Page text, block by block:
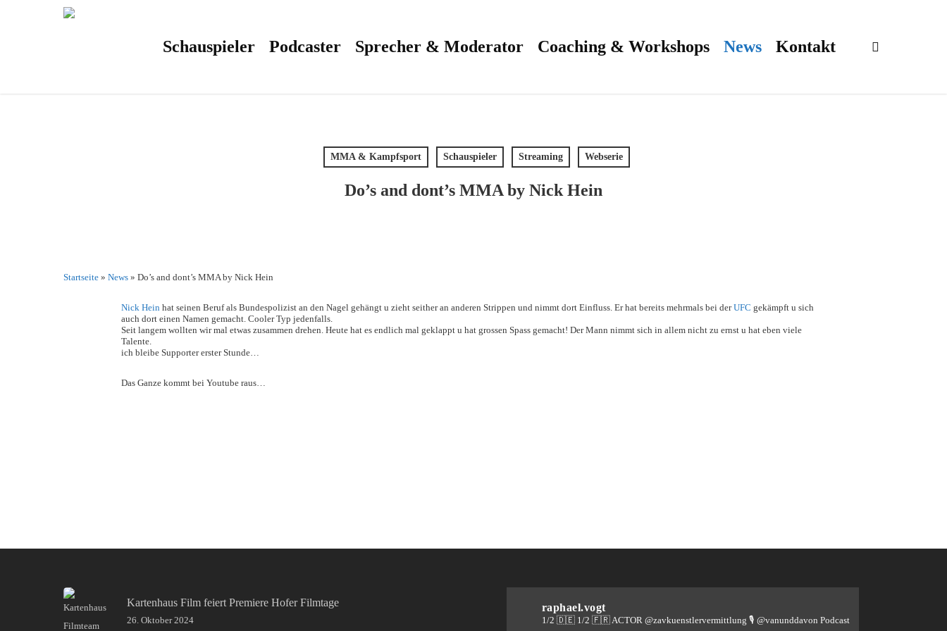
Schauspieler Podcaster Sprecher & Moderator Coaching & Workshops News Kontakt
MMA & Kampfsport Schauspieler Streaming Webserie
Do’s and dont’s MMA by Nick Hein
Startseite » News » Do’s and dont’s MMA by Nick Hein
Nick Hein hat seinen Beruf als Bundespolizist an den Nagel gehängt u zieht seither an anderen Strippen und nimmt dort Einfluss. Er hat bereits mehrmals bei derUFC gekämpft u sich
auch dort einen Namen gemacht. Cooler Typ jedenfalls.
Seit langem wollten wir mal etwas zusammen drehen. Heute hat es endlich mal geklappt u hat grossen Spass gemacht! Der Mann nimmt sich in allem nicht zu ernst u hat eben viele
Talente.
ich bleibe Supporter erster Stunde…
Das Ganze kommt bei Youtube raus…
Kartenhaus Film feiert Premiere Hofer Filmtage
26. Oktober 2024
raphael.vogt
1/2 🇩🇪 1/2 🇫🇷 ACTOR @zavkuenstlervermittlung 🎙️ @vanunddavon Podcast